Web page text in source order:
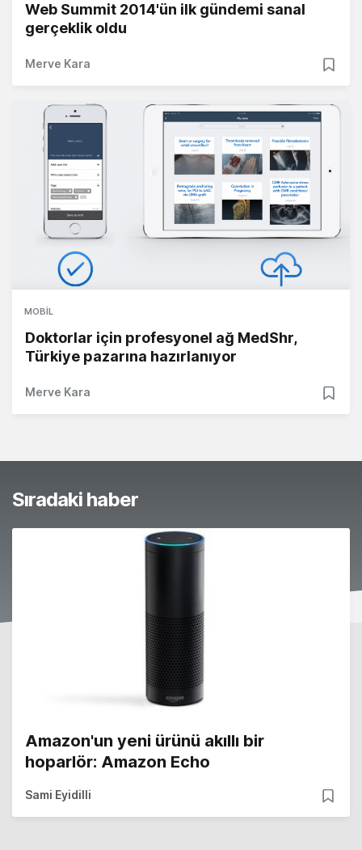
Web Summit 2014'ün ilk gündemi sanal
gerçeklik oldu
Merve Kara
MOBIL
Doktorlar için profesyonel ağ MedShr,
Türkiye pazarına hazırlanıyor
Merve Kara
Sıradaki haber
Amazon'un yeni ürünü akıllı bir
hoparlör: Amazon Echo
Sami Eyidilli